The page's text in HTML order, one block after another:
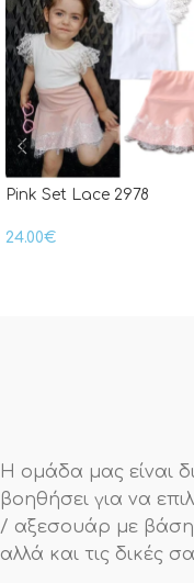
Pink Set Lace 2978
24.00€
Η ομάδα μας είναι
βοηθήσει για να
/ αξεσουάρ με βάση
αλλά και τις δικές